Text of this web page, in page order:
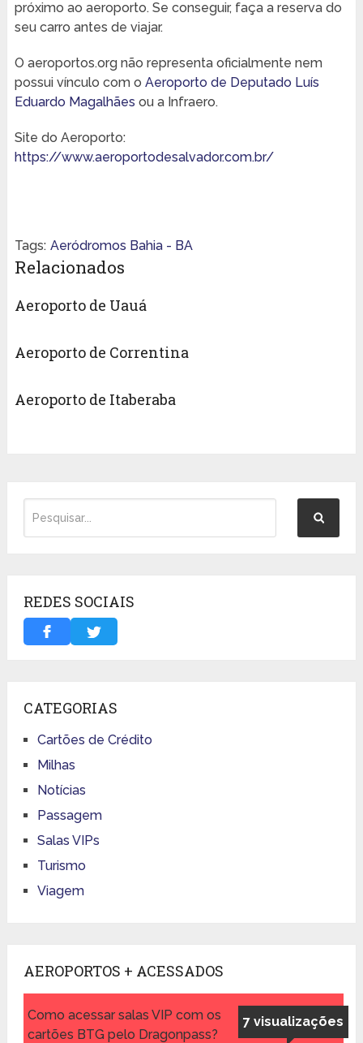
próximo ao aeroporto. Se conseguir, faça a reserva do
seu carro antes de viajar.
O aeroportos.org não representa oficialmente nem
possui vínculo com o Aeroporto de Deputado Luís
Eduardo Magalhães ou a Infraero.
Site do Aeroporto:
https://www.aeroportodesalvador.com.br/
Tags: Aeródromos Bahia - BA
Relacionados
Aeroporto de Uauá
Aeroporto de Correntina
Aeroporto de Itaberaba
REDES SOCIAIS
CATEGORIAS
Cartões de Crédito
Milhas
Notícias
Passagem
Salas VIPs
Turismo
Viagem
AEROPORTOS + ACESSADOS
7 visualizações
Como acessar salas VIP com os
cartões BTG pelo Dragonpass?